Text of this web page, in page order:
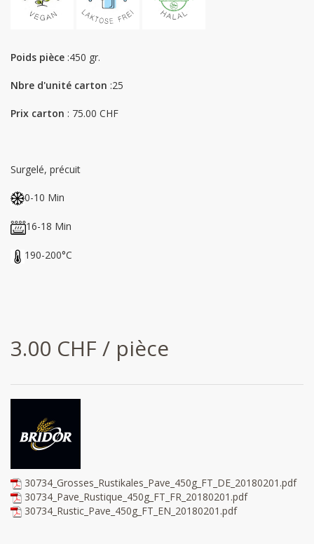
Poids pièce :450 gr.
Nbre d'unité carton :25
Prix carton : 75.00 CHF
Surgelé, précuit
0-10 Min
16-18 Min
190-200°C
3.00 CHF / pièce
30734_Grosses_Rustikales_Pave_450g_FT_DE_20180201.pdf
30734_Pave_Rustique_450g_FT_FR_20180201.pdf
30734_Rustic_Pave_450g_FT_EN_20180201.pdf